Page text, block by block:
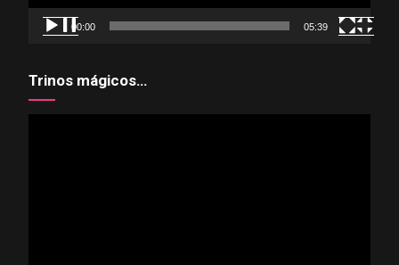
00:00 05:39
Trinos mágicos…